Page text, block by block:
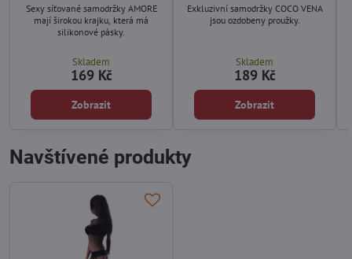
Sexy síťované samodržky AMORE
mají širokou krajku, která má
silikonové pásky.
Skladem
169 Kč
Zobrazit
Exkluzivní samodržky COCO VENA
jsou ozdobeny proužky.
Skladem
189 Kč
Zobrazit
Navštívené produkty